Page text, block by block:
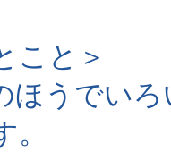
こと＞
うでいろ